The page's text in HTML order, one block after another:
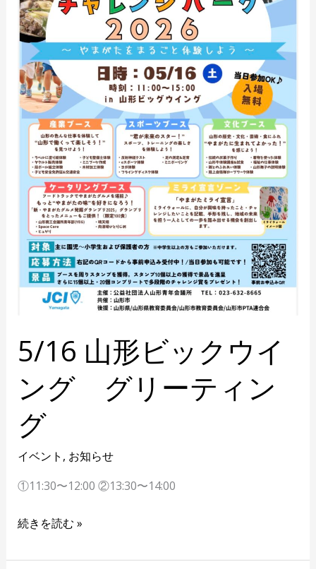
5/16 山形ビックウイ
ング グリーティン
グ
イベント , お知らせ
①11:30〜12:00 ②13:30〜14:00
ッ
ク
ウ
イ
ン
グ
ン
続きを読む »